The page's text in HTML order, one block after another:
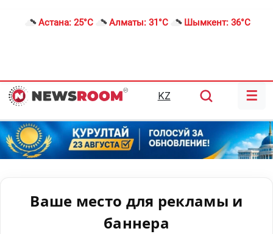
Астана: 25°C Алматы: 31°C Шымкент: 36°C
KZ ☰
Ваше место для рекламы и
баннера